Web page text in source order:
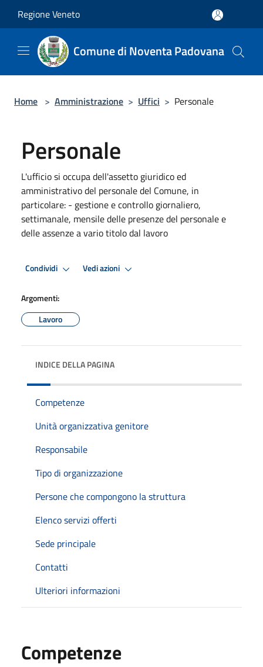
Regione Veneto
Comune di Noventa Padovana
Home > Amministrazione > Uffici > Personale
Personale
L'ufficio si occupa dell'assetto giuridico ed
amministrativo del personale del Comune, in
particolare: - gestione e controllo giornaliero,
settimanale, mensile delle presenze del personale e
delle assenze a vario titolo dal lavoro
Condividi Vedi azioni
Argomenti:
Lavoro
INDICE DELLA PAGINA
Competenze
Unità organizzativa genitore
Responsabile
Tipo di organizzazione
Persone che compongono la struttura
Elenco servizi offerti
Sede principale
Contatti
Ulteriori informazioni
Competenze